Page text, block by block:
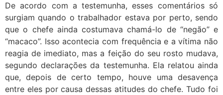
De acordo com a testemunha, esses comentários só
surgiam quando o trabalhador estava por perto, sendo
que o chefe ainda costumava chamá-lo de “negão” e
“macaco”. Isso acontecia com frequência e a vítima não
reagia de imediato, mas a feição do seu rosto mudava,
segundo declarações da testemunha. Ela relatou ainda
que, depois de certo tempo, houve uma desavença
entre eles por causa dessas atitudes do chefe. Tudo foi